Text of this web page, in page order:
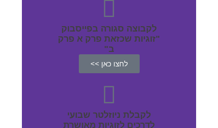
לקבוצה סגורה בפייסבוק
"זוגיות שכזאת פרק א פרק
ב"
לחצו כאן >>
לקבלת ניוזלטר שבועי
לדרכים לזוגיות מאושרת